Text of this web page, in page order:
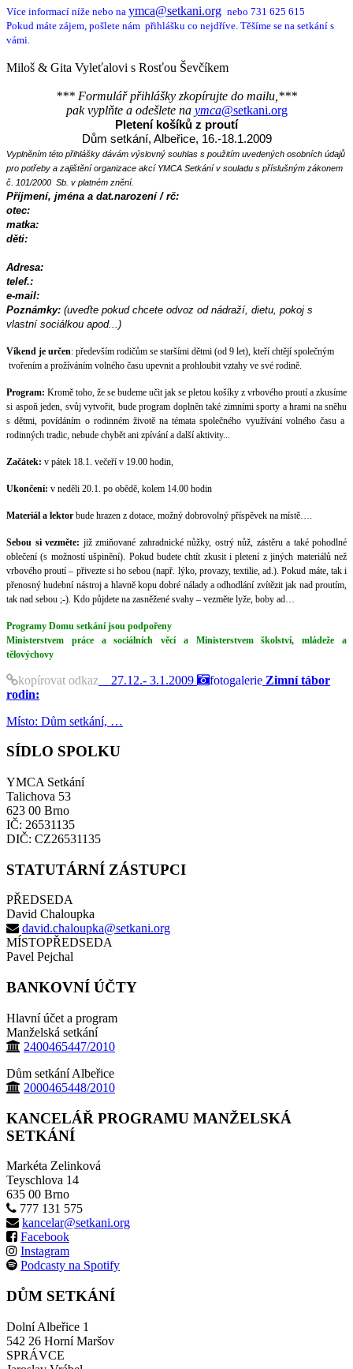
Více informací níže nebo na ymca@setkani.org nebo 731 625 615
Pokud máte zájem, pošlete nám přihlášku co nejdříve. Těšíme se na setkání s
vámi.
Miloš & Gita Vyleťalovi s Rosťou Ševčíkem
*** Formulář přihlášky zkopírujte do mailu,***
pak vyplňte a odešlete na ymca@setkani.org
Pletení košíků z proutí
Dům setkání, Albeřice, 16.-18.1.2009
Vyplněním této přihlášky dávám výslovný souhlas s použitím uvedených osobních údajů
pro potřeby a zajištění organizace akcí YMCA Setkání v souladu s příslušným zákonem
č. 101/2000 Sb. v platném znění.
Příjmení, jména a dat.narození / rč:
otec:
matka:
děti:
Adresa:
telef.:
e-mail:
Poznámky: (uveďte pokud chcete odvoz od nádraží, dietu, pokoj s
vlastní sociálkou apod...)
Víkend je určen: především rodičům se staršími dětmi (od 9 let), kteří chtějí společným
tvořením a prožíváním volného času upevnit a prohloubit vztahy ve své rodině.
Program: Kromě toho, že se budeme učit jak se pletou košíky z vrbového proutí a zkusíme
si aspoň jeden, svůj vytvořit, bude program doplněn také zimními sporty a hrami na sněhu
s dětmi, povídáním o rodinném životě na témata společného využívání volného času a
rodinných tradic, nebude chybět ani zpívání a další aktivity...
Začátek: v pátek 18.1. večeří v 19.00 hodin,
Ukončení: v neděli 20.1. po obědě, kolem 14.00 hodin
Materiál a lektor bude hrazen z dotace, možný dobrovolný příspěvek na místě….
Sebou si vezměte: již zmiňované zahradnické nůžky, ostrý nůž, zástěru a také pohodlné
oblečení (s možností ušpinění). Pokud budete chtít zkusit i pletení z jiných materiálů než
vrbového proutí – přivezte si ho sebou (např. lýko, provazy, textilie, ad.). Pokud máte, tak i
přenosný hudební nástroj a hlavně kopu dobré nálady a odhodlání zvítězit jak nad proutím,
tak nad sebou ;-). Kdo půjdete na zasněžené svahy – vezměte lyže, boby ad…
Programy Domu setkání jsou podpořeny
Ministerstvem práce a sociálních věcí a Ministerstvem školství, mládeže a
tělovýchovy
kopírovat odkaz 27.12.- 3.1.2009 fotogalerie Zimní tábor
rodin:
Místo: Dům setkání, …
SÍDLO SPOLKU
YMCA Setkání
Talichova 53
623 00 Brno
IČ: 26531135
DIČ: CZ26531135
STATUTÁRNÍ ZÁSTUPCI
PŘEDSEDA
David Chaloupka
david.chaloupka@setkani.org
MÍSTOPŘEDSEDA
Pavel Pejchal
BANKOVNÍ ÚČTY
Hlavní účet a program
Manželská setkání
2400465447/2010
Dům setkání Albeřice
2000465448/2010
KANCELÁŘ PROGRAMU MANŽELSKÁ
SETKÁNÍ
Markéta Zelinková
Teyschlova 14
635 00 Brno
777 131 575
kancelar@setkani.org
Facebook
Instagram
Podcasty na Spotify
DŮM SETKÁNÍ
Dolní Albeřice 1
542 26 Horní Maršov
SPRÁVCE